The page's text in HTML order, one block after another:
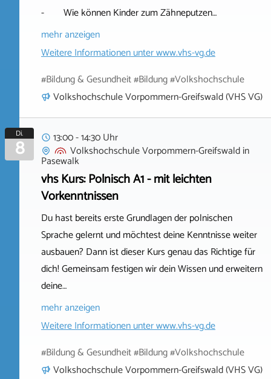
- Wie können Kinder zum Zähneputzen…
mehr anzeigen
Weitere Informationen unterwww.vhs-vg.de
#Bildung & Gesundheit #Bildung #Volkshochschule
Volkshochschule Vorpommern-Greifswald (VHS VG)
Di.
8
13:00 - 14:30 Uhr
Volkshochschule Vorpommern-Greifswaldin
Pasewalk
vhs Kurs: Polnisch A1 - mit leichten
Vorkenntnissen
Du hast bereits erste Grundlagen der polnischen
Sprache gelernt und möchtest deine Kenntnisse weiter
ausbauen? Dann ist dieser Kurs genau das Richtige für
dich! Gemeinsam festigen wir dein Wissen und erweitern
deine…
mehr anzeigen
Weitere Informationen unterwww.vhs-vg.de
#Bildung & Gesundheit #Bildung #Volkshochschule
Volkshochschule Vorpommern-Greifswald (VHS VG)